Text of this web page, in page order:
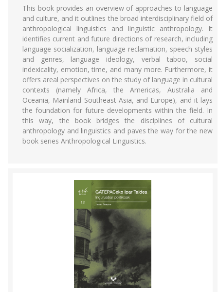
This book provides an overview of approaches to language
and culture, and it outlines the broad interdisciplinary field of
anthropological linguistics and linguistic anthropology. It
identifies current and future directions of research, including
language socialization, language reclamation, speech styles
and genres, language ideology, verbal taboo, social
indexicality, emotion, time, and many more. Furthermore, it
offers areal perspectives on the study of language in cultural
contexts (namely Africa, the Americas, Australia and
Oceania, Mainland Southeast Asia, and Europe), and it lays
the foundation for future developments within the field. In
this way, the book bridges the disciplines of cultural
anthropology and linguistics and paves the way for the new
book series Anthropological Linguistics.